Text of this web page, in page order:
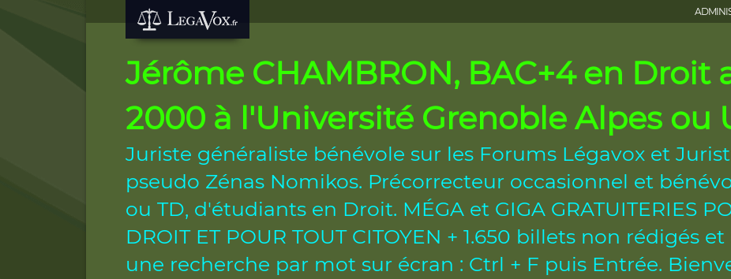
Jérôme CHAMBRON, BAC+4 en Droit
2000 à l'Université Grenoble Alpes ou
Juriste généraliste bénévole sur les Forums Légavox et
pseudo Zénas Nomikos. Précorrecteur occasionnel et
ou TD, d'étudiants en Droit. MÉGA et GIGA GRATUITERIES
DROIT ET POUR TOUT CITOYEN + 1.650 billets non rédigés
une recherche par mot sur écran : Ctrl + F puis Entrée.